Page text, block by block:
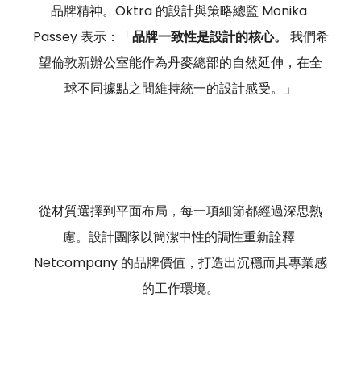
品牌精神。Oktra 的設計與策略總監 Monika
Passey 表示：「品牌一致性是設計的核心。
我們希
望倫敦新辦公室能作為丹麥總部的自然延伸，在全
球不同據點之間維持統一的設計感受。」
從材質選擇到平面布局，每一項細節都經過深思熟
慮。設計團隊以簡潔中性的調性重新詮釋
Netcompany 的品牌價值，打造出沉穩而具專業感
的工作環境。